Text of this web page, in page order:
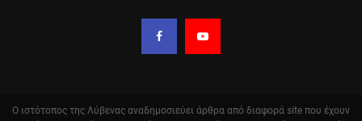
Ο ιστότοπος της Λύβενας αναδημοσιεύει άρθρα από διαφορά site που έχουν